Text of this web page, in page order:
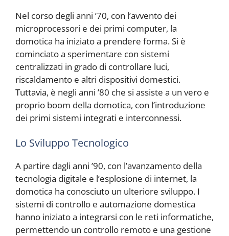
Nel corso degli anni ’70, con l’avvento dei
microprocessori e dei primi computer, la
domotica ha iniziato a prendere forma. Si è
cominciato a sperimentare con sistemi
centralizzati in grado di controllare luci,
riscaldamento e altri dispositivi domestici.
Tuttavia, è negli anni ’80 che si assiste a un vero e
proprio boom della domotica, con l’introduzione
dei primi sistemi integrati e interconnessi.
Lo Sviluppo Tecnologico
A partire dagli anni ’90, con l’avanzamento della
tecnologia digitale e l’esplosione di internet, la
domotica ha conosciuto un ulteriore sviluppo. I
sistemi di controllo e automazione domestica
hanno iniziato a integrarsi con le reti informatiche,
permettendo un controllo remoto e una gestione